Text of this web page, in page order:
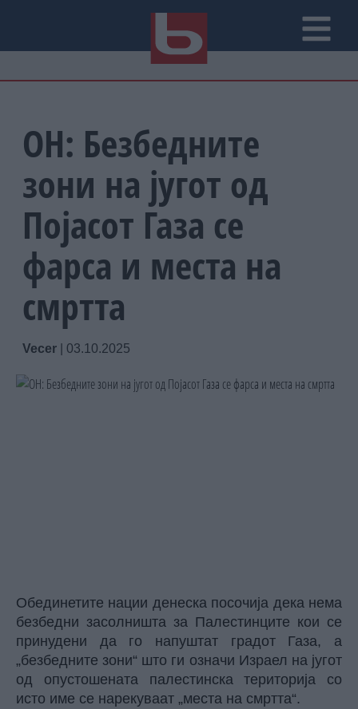
ОН: Безбедните
зони на југот од
Појасот Газа се
фарса и места на
смртта
Vecer 03.10.2025
Обединетите нации денеска посочија дека нема
безбедни засолништа за Палестинците кои се
принудени да го напуштат градот Газа, а
„безбедните зони“ што ги означи Израел на југот
од опустошената палестинска територија со
исто име се нарекуваат „места на смртта“.